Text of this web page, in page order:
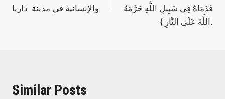
قَدَمَاهُ فِي سَبِيلِ اللَّهِ حَرَّمَهُ
اللَّهُ عَلَى النَّارِ }.
Similar Posts